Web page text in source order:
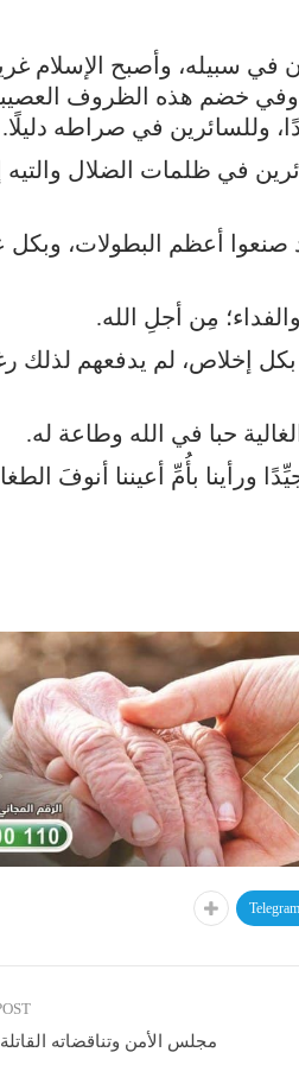
سبيله، وأصبح الإسلام
وفي خضم هذه الظروف
وللسائرين في صراطه دليلًا.
في ظلمات الضلال والتيه
صنعوا أعظم البطولات،
مِن أجلِ الله.
بكل إخلاص، لم يدفعهم لذلك
حبا في الله وطاعة له.
ورأينا بأُمِّ أعيننا أنوفَ
Telegram
مجلس الأمن وتناقضاته القاتلة